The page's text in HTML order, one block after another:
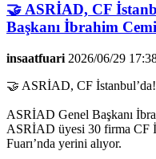
🤝 ASRİAD, CF
Başkanı İbrahim
insaatfuari 2026/06/29
🤝 ASRİAD, CF İstanbul’da!
ASRİAD Genel Başkanı
ASRİAD üyesi 30 firma CF
Fuarı’nda yerini alıyor.